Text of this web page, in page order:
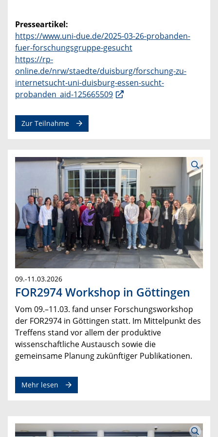
Presseartikel:
https://www.uni-due.de/2025-03-26-probanden-
fuer-forschungsgruppe-gesucht
https://rp-
online.de/nrw/staedte/duisburg/forschung-zu-
internetsucht-uni-duisburg-essen-sucht-
probanden_aid-125665509
Zur Teilnahme
09.-11.03.2026
FOR2974 Workshop in Göttingen
Vom 09.–11.03. fand unser Forschungsworkshop
der FOR2974 in Göttingen statt. Im Mittelpunkt des
Treffens stand vor allem der produktive
wissenschaftliche Austausch sowie die
gemeinsame Planung zukünftiger Publikationen.
Mehr lesen